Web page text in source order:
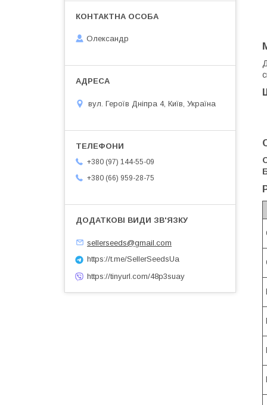
Олександр
вул. Героїв Дніпра 4, Київ, Україна
+380 (97) 144-55-09
+380 (66) 959-28-75
sellerseeds@gmail.com
https://t.me/SellerSeedsUa
https://tinyurl.com/48p3suay